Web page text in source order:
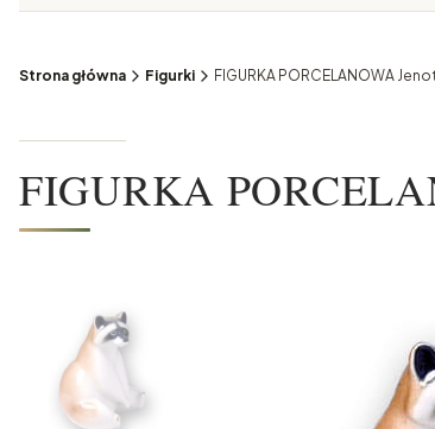
Strona główna Figurki FIGURKA PORCELANOWA
FIGURKA